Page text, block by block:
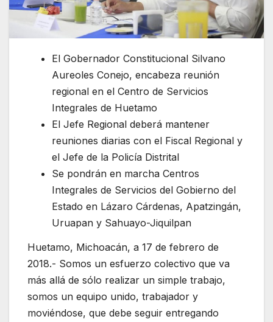
El Gobernador Constitucional Silvano
Aureoles Conejo, encabeza reunión
regional en el Centro de Servicios
Integrales de Huetamo
El Jefe Regional deberá mantener
reuniones diarias con el Fiscal Regional y
el Jefe de la Policía Distrital
Se pondrán en marcha Centros
Integrales de Servicios del Gobierno del
Estado en Lázaro Cárdenas, Apatzingán,
Uruapan y Sahuayo-Jiquilpan
Huetamo, Michoacán, a 17 de febrero de
2018.- Somos un esfuerzo colectivo que va
más allá de sólo realizar un simple trabajo,
somos un equipo unido, trabajador y
moviéndose, que debe seguir entregando